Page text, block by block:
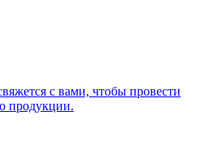
с вами, чтобы провести
продукции.